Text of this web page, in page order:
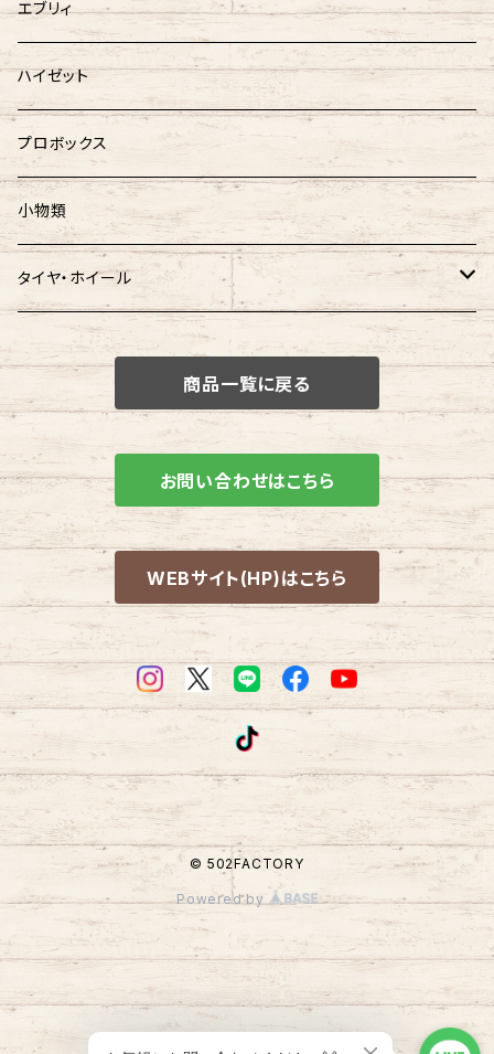
エブリィ
ハイゼット
プロボックス
小物類
タイヤ・ホイール
ホイール
ホイールタイヤ SET
商品一覧に戻る
お問い合わせはこちら
WEBサイト(HP)はこちら
© 502FACTORY
Powered by